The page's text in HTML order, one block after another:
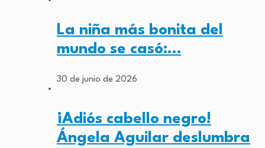
La niña más bonita del
mundo se casó:…
30 de junio de 2026
¡Adiós cabello negro!
Ángela Aguilar deslumbra